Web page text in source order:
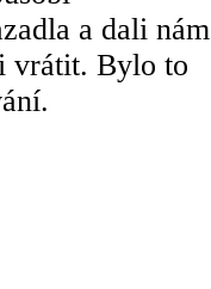
a dali nám
vrátit. Bylo to